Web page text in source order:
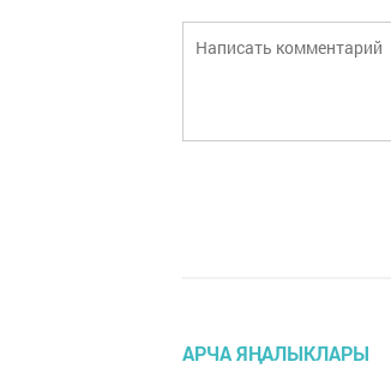
АРЧА ЯҢАЛЫКЛАРЫ